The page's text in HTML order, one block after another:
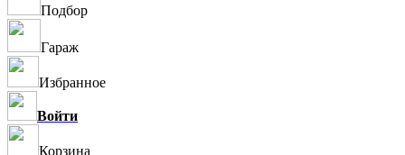
Подбор
Гараж
Избранное
Войти
Корзина